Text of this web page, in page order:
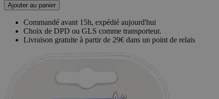
Ajouter au panier
Commandé avant 15h, expédié aujourd'hui
Choix de DPD ou GLS comme transporteur.
Livraison gratuite à partir de 29€ dans un point de relais